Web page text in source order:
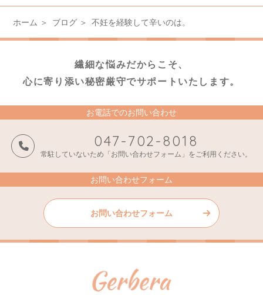
ホーム ブログ 不妊を経験して辛いのは。
繊細な悩みだからこそ、
心に寄り添い秘密厳守でサポートいたします。
お電話でのお問い合わせ
047-702-8018
常駐していないため「お問い合わせフォーム」をご利用ください。
お問い合わせフォーム
お問い合わせフォーム